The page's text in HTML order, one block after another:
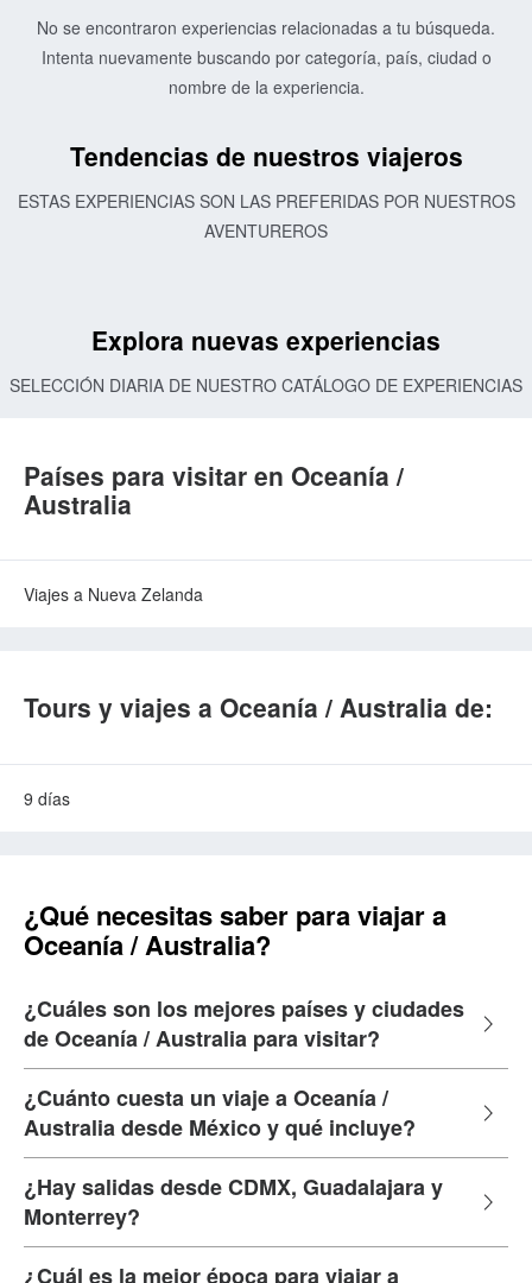
No se encontraron experiencias relacionadas a tu búsqueda.
Intenta nuevamente buscando por categoría, país, ciudad o
nombre de la experiencia.
Tendencias de nuestros viajeros
ESTAS EXPERIENCIAS SON LAS PREFERIDAS POR NUESTROS
AVENTUREROS
Explora nuevas experiencias
SELECCIÓN DIARIA DE NUESTRO CATÁLOGO DE EXPERIENCIAS
Países para visitar en Oceanía /
Australia
Viajes a Nueva Zelanda
Tours y viajes a Oceanía / Australia de:
9 días
¿Qué necesitas saber para viajar a
Oceanía / Australia?
¿Cuáles son los mejores países y ciudades
de Oceanía / Australia para visitar?
¿Cuánto cuesta un viaje a Oceanía /
Australia desde México y qué incluye?
¿Hay salidas desde CDMX, Guadalajara y
Monterrey?
¿Cuál es la mejor época para viajar a